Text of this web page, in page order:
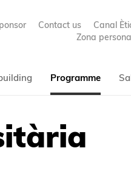
Contact us
Canal
Zona
Programme